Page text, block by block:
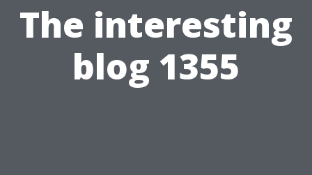
The interesting
blog 1355